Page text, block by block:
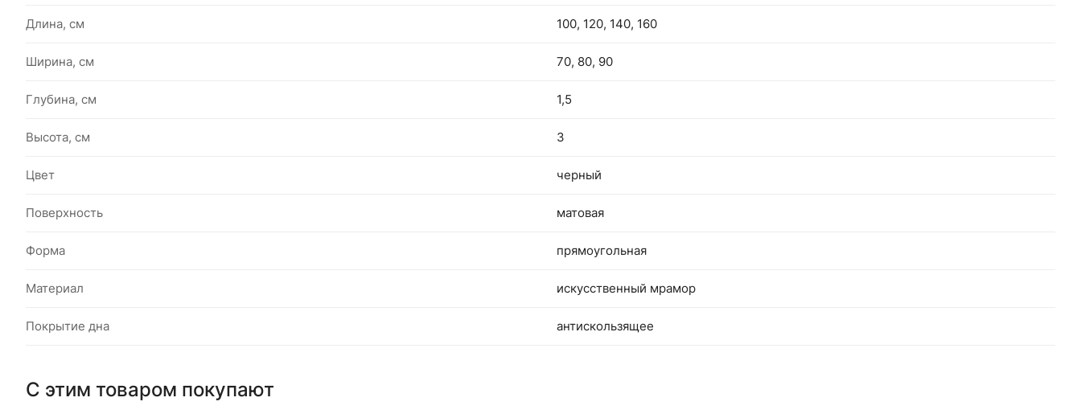
Длина, см 100, 120, 140, 160
Ширина, см 70, 80, 90
Глубина, см 1,5
Высота, см 3
Цвет черный
Поверхность матовая
Форма прямоугольная
Материал искусственный мрамор
Покрытие дна антискользящее
С этим товаром покупают